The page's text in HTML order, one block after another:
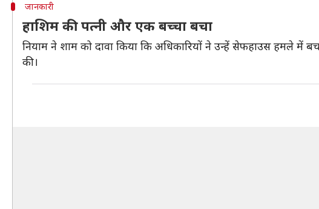
जानकारी
हाशिम की पत्नी और एक बच्चा बचा
नियाम ने शाम को दावा किया कि अधिकारियों ने उन्हें सेफहाउस हमले में
की।